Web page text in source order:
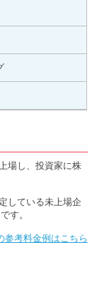
場し、投資家に株
している未上場企
す。
参考料金例はこちら